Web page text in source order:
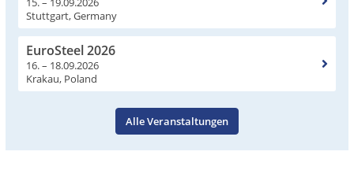
Stuttgart, Germany
EuroSteel 2026
16. – 18.09.2026
Krakau, Poland
Alle Veranstaltungen